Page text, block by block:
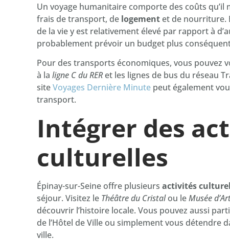
Un voyage humanitaire comporte des coûts qu’il
frais de transport, de logement et de nourriture.
de la vie y est relativement élevé par rapport à
probablement prévoir un budget plus
Pour des transports économiques, vous pouvez
à la ligne C du RER et les lignes de bus du réseau
siteVoyages Dernière Minute peut également
transport.
Intégrer des
culturelles
Épinay-sur-Seine offre plusieurs activités
séjour. Visitez le Théâtre du Cristalou leMusée
découvrir l’histoire locale. Vous pouvez aussi
de l’Hôtel de Ville ou simplement vous détendre
ville.